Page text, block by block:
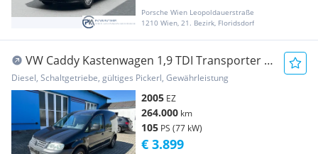
Porsche Wien Leopoldauerstraße
1210 Wien, 21. Bezirk, Floridsdorf
VW Caddy Kastenwagen 1,9 TDI Transporter /
Kastenwagen
Diesel, Schaltgetriebe, gültiges Pickerl, Gewährleistung
2005 EZ
264.000 km
105 PS (77 kW)
€ 3.899